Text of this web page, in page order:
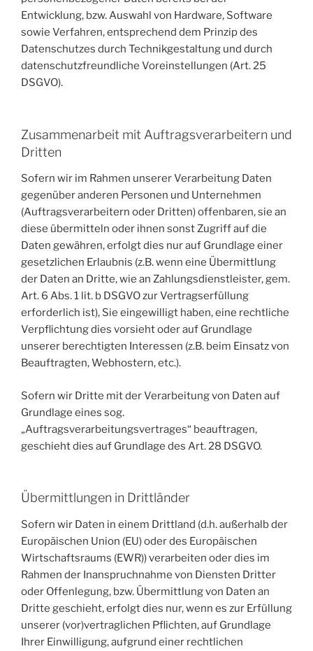
Entwicklung, bzw. Auswahl von Hardware, Software
sowie Verfahren, entsprechend dem Prinzip des
Datenschutzes durch Technikgestaltung und durch
datenschutzfreundliche Voreinstellungen (Art. 25
DSGVO).
Zusammenarbeit mit Auftragsverarbeitern und
Dritten
Sofern wir im Rahmen unserer Verarbeitung Daten
gegenüber anderen Personen und Unternehmen
(Auftragsverarbeitern oder Dritten) offenbaren, sie an
diese übermitteln oder ihnen sonst Zugriff auf die
Daten gewähren, erfolgt dies nur auf Grundlage einer
gesetzlichen Erlaubnis (z.B. wenn eine Übermittlung
der Daten an Dritte, wie an Zahlungsdienstleister, gem.
Art. 6 Abs. 1 lit. b DSGVO zur Vertragserfüllung
erforderlich ist), Sie eingewilligt haben, eine rechtliche
Verpflichtung dies vorsieht oder auf Grundlage
unserer berechtigten Interessen (z.B. beim Einsatz von
Beauftragten, Webhostern, etc.).
Sofern wir Dritte mit der Verarbeitung von Daten auf
Grundlage eines sog.
„Auftragsverarbeitungsvertrages“ beauftragen,
geschieht dies auf Grundlage des Art. 28 DSGVO.
Übermittlungen in Drittländer
Sofern wir Daten in einem Drittland (d.h. außerhalb der
Europäischen Union (EU) oder des Europäischen
Wirtschaftsraums (EWR)) verarbeiten oder dies im
Rahmen der Inanspruchnahme von Diensten Dritter
oder Offenlegung, bzw. Übermittlung von Daten an
Dritte geschieht, erfolgt dies nur, wenn es zur Erfüllung
unserer (vor)vertraglichen Pflichten, auf Grundlage
Ihrer Einwilligung, aufgrund einer rechtlichen